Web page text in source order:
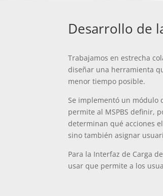
Desarrollo de
Trabajamos en estrecha
diseñar una herramienta
menor tiempo posible.
Se implementó un módulo
permite al MSPBS definir,
determinan qué acciones
sino también asignar
Para la Interfaz de Carga
usar que permite a los